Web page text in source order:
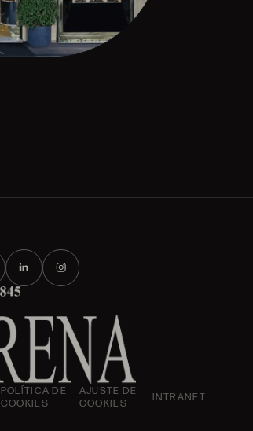
POLÍTICA DE
COOKIES
AJUSTE DE
COOKIES
INTRANET